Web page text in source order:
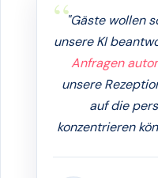
"Gäste wollen
unsere KI
Anfragen
unsere
auf die
konzentrieren